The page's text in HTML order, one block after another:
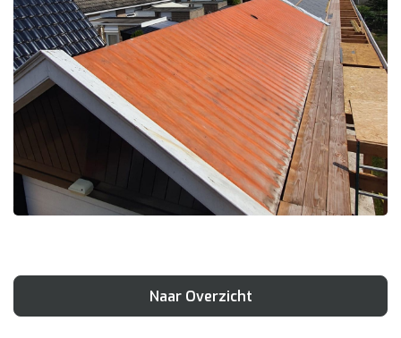
Naar Overzicht